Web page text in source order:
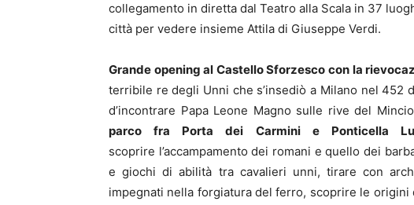
collegamento in diretta dal Teatro alla Scala in 37
città per vedere insieme Attila di Giuseppe Verdi.
Grande opening al Castello Sforzesco con la
terribile re degli Unni che s’insediò a Milano nel 452
d’incontrare Papa Leone Magno sulle rive del
parco fra Porta dei Carmini e Ponticella
scoprire l’accampamento dei romani e quello dei
e giochi di abilità tra cavalieri unni, tirare con
impegnati nella forgiatura del ferro, scoprire le